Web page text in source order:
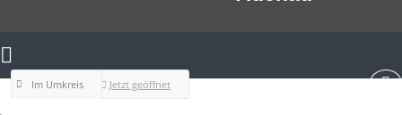
Im Umkreis Jetzt geöffnet